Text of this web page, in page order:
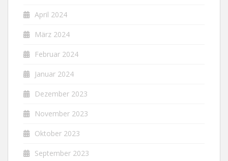
April 2024
März 2024
Februar 2024
Januar 2024
Dezember 2023
November 2023
Oktober 2023
September 2023